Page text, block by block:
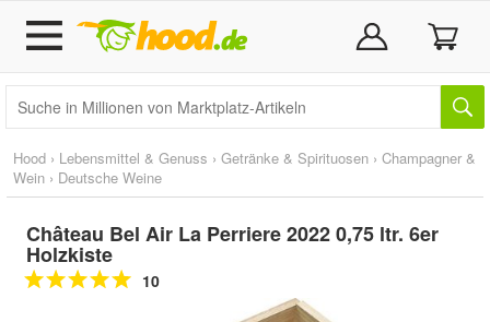
Hood › Lebensmittel & Genuss › Getränke & Spirituosen › Champagner &
Wein › Deutsche Weine
Château Bel Air La Perriere 2022 0,75 ltr. 6er
Holzkiste
10